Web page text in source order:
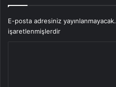
E-posta adresiniz yayınlanmayacak.
işaretlenmişlerdir